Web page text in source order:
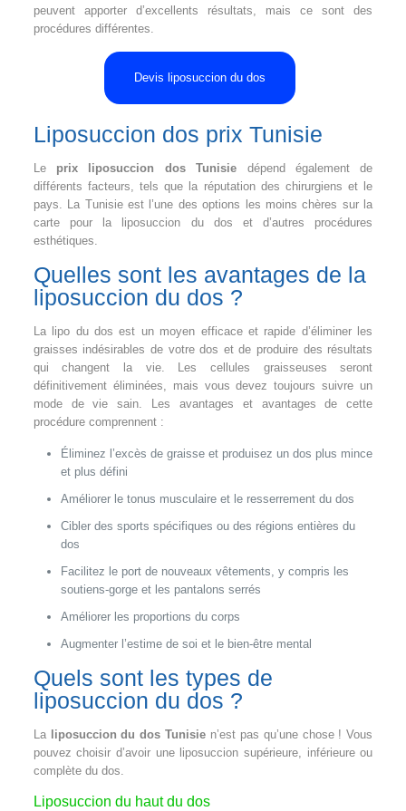
peuvent apporter d’excellents résultats, mais ce sont des
procédures différentes.
Devis liposuccion du dos
Liposuccion dos prix Tunisie
Le prix liposuccion dos Tunisie dépend également de
différents facteurs, tels que la réputation des chirurgiens et le
pays. La Tunisie est l’une des options les moins chères sur la
carte pour la liposuccion du dos et d’autres procédures
esthétiques.
Quelles sont les avantages de la
liposuccion du dos ?
La lipo du dos est un moyen efficace et rapide d’éliminer les
graisses indésirables de votre dos et de produire des résultats
qui changent la vie. Les cellules graisseuses seront
définitivement éliminées, mais vous devez toujours suivre un
mode de vie sain. Les avantages et avantages de cette
procédure comprennent :
Éliminez l’excès de graisse et produisez un dos plus mince
et plus défini
Améliorer le tonus musculaire et le resserrement du dos
Cibler des sports spécifiques ou des régions entières du
dos
Facilitez le port de nouveaux vêtements, y compris les
soutiens-gorge et les pantalons serrés
Améliorer les proportions du corps
Augmenter l’estime de soi et le bien-être mental
Quels sont les types de
liposuccion du dos ?
La liposuccion du dos Tunisie n’est pas qu’une chose ! Vous
pouvez choisir d’avoir une liposuccion supérieure, inférieure ou
complète du dos.
Liposuccion du haut du dos